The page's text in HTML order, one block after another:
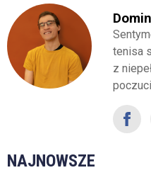
tenisa
z
NAJNOWSZE